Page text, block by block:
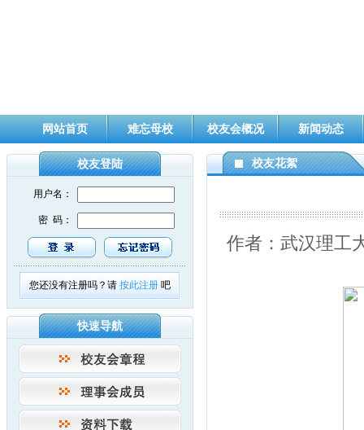
网站首页 难忘母校 校友会概况 新闻动态
校友登陆
用户名：
密 码：
您还没有注册吗？请 按此注册 吧
快速导航
校友花絮
作者：武汉理工